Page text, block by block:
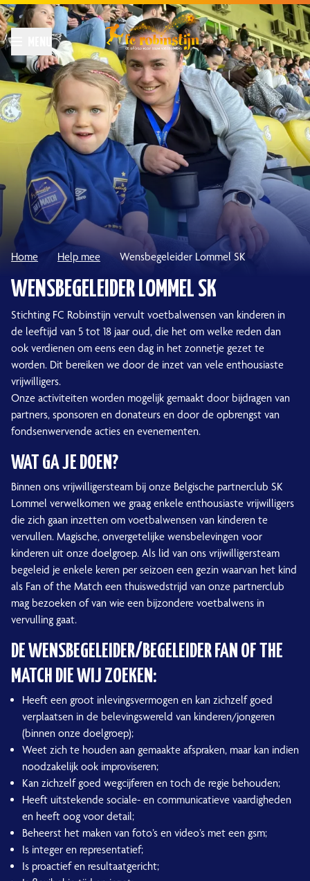
Home Help mee Wensbegeleider Lommel SK
WENSBEGELEIDER LOMMEL SK
Stichting FC Robinstijn vervult voetbalwensen van kinderen in
de leeftijd van 5 tot 18 jaar oud, die het om welke reden dan
ook verdienen om eens een dag in het zonnetje gezet te
worden. Dit bereiken we door de inzet van vele enthousiaste
vrijwilligers.
Onze activiteiten worden mogelijk gemaakt door bijdragen van
partners, sponsoren en donateurs en door de opbrengst van
fondsenwervende acties en evenementen.
WAT GA JE DOEN?
Binnen ons vrijwilligersteam bij onze Belgische partnerclub SK
Lommel verwelkomen we graag enkele enthousiaste vrijwilligers
die zich gaan inzetten om voetbalwensen van kinderen te
vervullen. Magische, onvergetelijke wensbelevingen voor
kinderen uit onze doelgroep. Als lid van ons vrijwilligersteam
begeleid je enkele keren per seizoen een gezin waarvan het kind
als Fan of the Match een thuiswedstrijd van onze partnerclub
mag bezoeken of van wie een bijzondere voetbalwens in
vervulling gaat.
DE WENSBEGELEIDER/BEGELEIDER FAN OF THE
MATCH DIE WIJ ZOEKEN:
Heeft een groot inlevingsvermogen en kan zichzelf goed
verplaatsen in de belevingswereld van kinderen/jongeren
(binnen onze doelgroep);
Weet zich te houden aan gemaakte afspraken, maar kan indien
noodzakelijk ook improviseren;
Kan zichzelf goed wegcijferen en toch de regie behouden;
Heeft uitstekende sociale- en communicatieve vaardigheden
en heeft oog voor detail;
Beheerst het maken van foto’s en video’s met een gsm;
Is integer en representatief;
Is proactief en resultaatgericht;